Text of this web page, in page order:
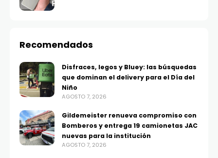
Recomendados
Disfraces, legos y Bluey: las búsquedas
que dominan el delivery para el Día del
Niño
AGOSTO 7, 2026
Gildemeister renueva compromiso con
Bomberos y entrega 19 camionetas JAC
nuevas para la institución
AGOSTO 7, 2026